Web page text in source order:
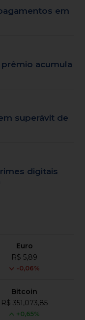
em
acumula
superávit de
digitais
Euro
R$ 5,89
-0,06%
Bitcoin
R$ 351,073,85
+0,65%